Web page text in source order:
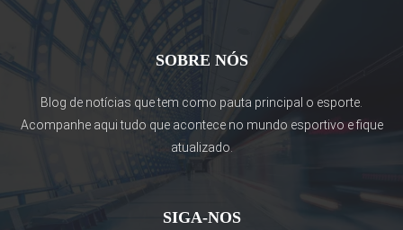
SOBRE NÓS
Blog de notícias que tem como pauta principal o esporte.
Acompanhe aqui tudo que acontece no mundo esportivo e fique
atualizado.
SIGA-NOS